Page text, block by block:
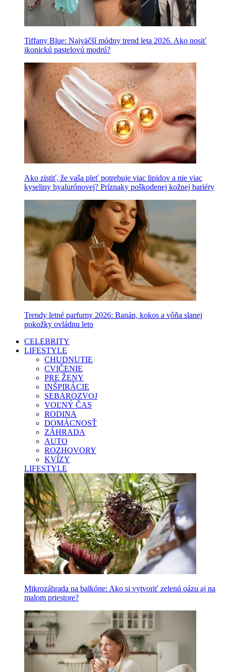
Tiffany Blue: Najväčší módny trend leta 2026. Ako nosiť
ikonickú pastelovú modrú?
Ako zistiť, že vaša pleť potrebuje viac lipidov a nie viac
kyseliny hyalurónovej? Príznaky poškodenej kožnej bariéry
Trendy letné parfumy 2026: Banán, kokos a vôňa slanej
pokožky ovládnu leto
CELEBRITY
LIFESTYLE
CHUDNUTIE
CVIČENIE
PRE ŽENY
INŠPIRÁCIE
SEBAROZVOJ
VOĽNÝ ČAS
RODINA
DOMÁCNOSŤ
ZÁHRADA
AUTO
ROZHOVORY
KVÍZY
LIFESTYLE
Mikrozáhrada na balkóne: Ako si vytvoriť zelenú oázu aj na
malom priestore?